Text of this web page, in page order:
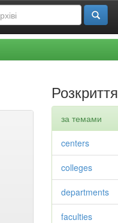
Розкриття
за темами
centers
colleges
departments
faculties